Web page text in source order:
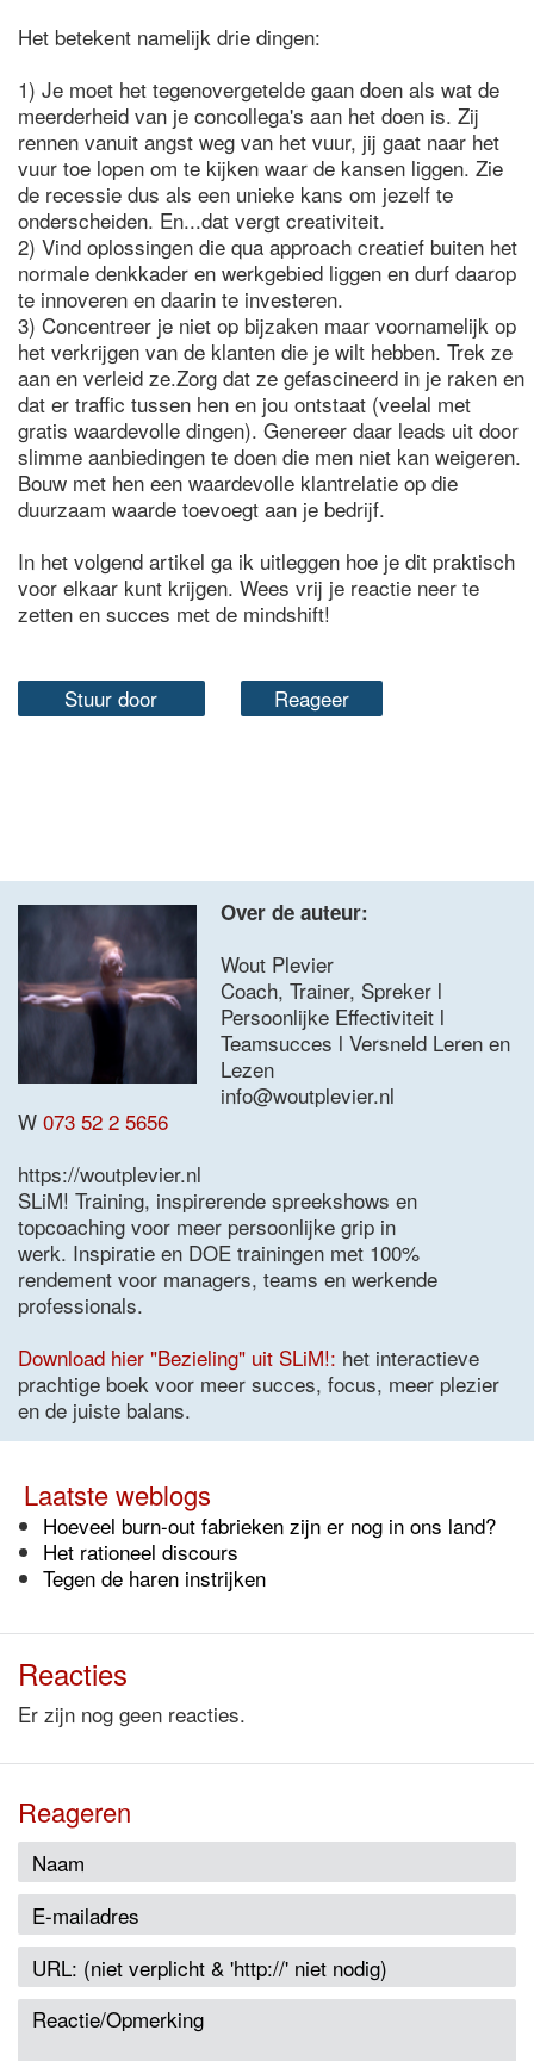
Het betekent namelijk drie dingen:
1) Je moet het tegenovergetelde gaan doen als wat de
meerderheid van je concollega's aan het doen is. Zij
rennen vanuit angst weg van het vuur, jij gaat naar het
vuur toe lopen om te kijken waar de kansen liggen. Zie
de recessie dus als een unieke kans om jezelf te
onderscheiden. En...dat vergt creativiteit.
2) Vind oplossingen die qua approach creatief buiten het
normale denkkader en werkgebied liggen en durf daarop
te innoveren en daarin te investeren.
3) Concentreer je niet op bijzaken maar voornamelijk op
het verkrijgen van de klanten die je wilt hebben. Trek ze
aan en verleid ze.Zorg dat ze gefascineerd in je raken en
dat er traffic tussen hen en jou ontstaat (veelal met
gratis waardevolle dingen). Genereer daar leads uit door
slimme aanbiedingen te doen die men niet kan weigeren.
Bouw met hen een waardevolle klantrelatie op die
duurzaam waarde toevoegt aan je bedrijf.
In het volgend artikel ga ik uitleggen hoe je dit praktisch
voor elkaar kunt krijgen. Wees vrij je reactie neer te
zetten en succes met de mindshift!
Stuur door Reageer
Over de auteur:
Wout Plevier
Coach, Trainer, Spreker l
Persoonlijke Effectiviteit l
Teamsucces l Versneld Leren en
Lezen
info@woutplevier.nl
W 073 52 2 5656
https://woutplevier.nl
SLiM! Training, inspirerende spreekshows en
topcoaching voor meer persoonlijke grip in
werk. Inspiratie en DOE trainingen met 100%
rendement voor managers, teams en werkende
professionals.
Download hier "Bezieling" uit SLiM!: het interactieve
prachtige boek voor meer succes, focus, meer plezier
en de juiste balans.
Laatste weblogs
Hoeveel burn-out fabrieken zijn er nog in ons land?
Het rationeel discours
Tegen de haren instrijken
Reacties
Er zijn nog geen reacties.
Reageren